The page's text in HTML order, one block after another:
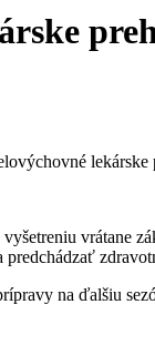
vrátane
na ďalšiu